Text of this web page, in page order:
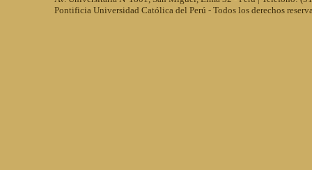
Pontificia Universidad Católica del Perú - Todos los derechos